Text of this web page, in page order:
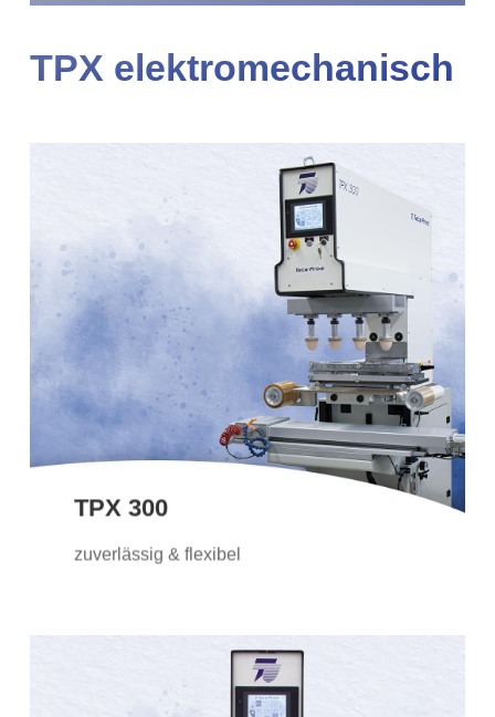
TPX elektromechanisch
TPX 300
zuverlässig & flexibel
TPX 300
Mit ihrem offenen Farbgebersystem
bietet die TPX 300 eine grosse Flexibilität
für viele Anwendungen. Es stehen
zahlreiche Ausstattungsmöglichkeiten
zur Verfügung.